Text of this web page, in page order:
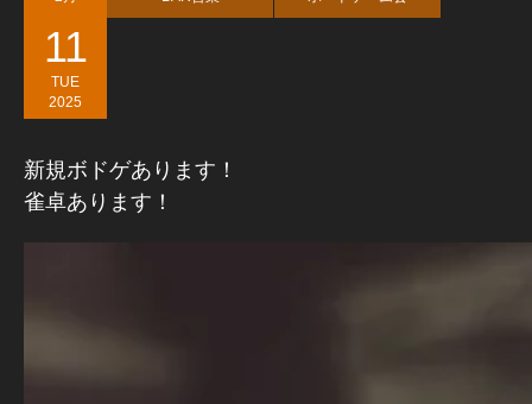
11
TUE
2025
新規ボドゲあります！
雀卓あります！